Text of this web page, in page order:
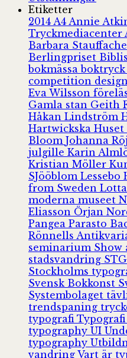
Etiketter
2014 A4 Annie
Tryckmediacenter
Barbara
Berlingpriset
bokmässaboktryck
competition design
Eva Wilsson
Gamla stan Geith
Håkan Lindström
Hartwickska Huset
Bloom Johanna
julgille Karin
Kristian Möller
SJööblom Lessebo
from Sweden
moderna museet
Eliasson Örjan
Pangea Parasto
Rönnells
seminarium Show
stadsvandring STG
Stockholms
Svensk Bokkonst
Systembolaget
trendspaning
typografi
typography UI
typography
vandring Vart är